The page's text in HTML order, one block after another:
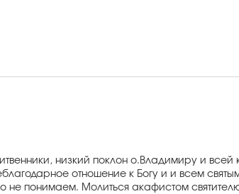
низкий поклон о.Владимиру и
отношение к Богу и и всем
не понимаем. Молиться акафистом